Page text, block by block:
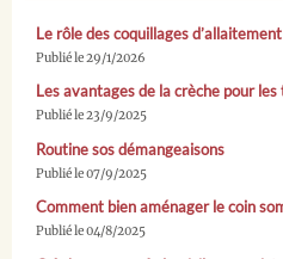
Le rôle des coquillages d’allaitement
Publié le 29/1/2026
Les avantages de la crèche pour
Publié le 23/9/2025
Routine sos démangeaisons
Publié le 07/9/2025
Comment bien aménager le coin
Publié le 04/8/2025